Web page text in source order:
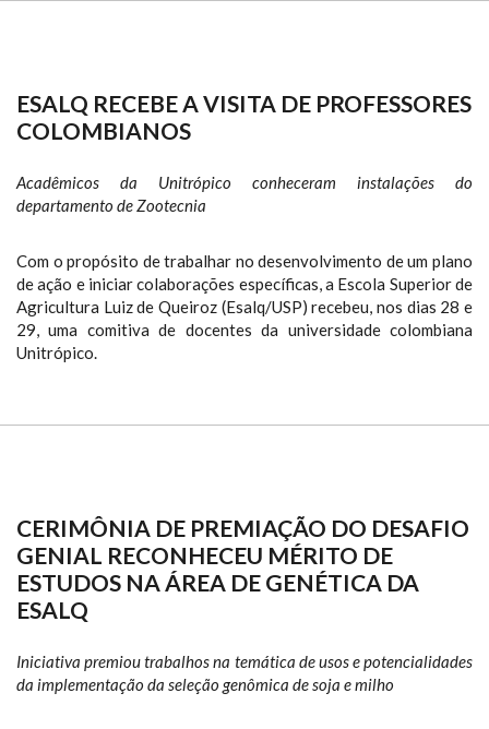
ESALQ RECEBE A VISITA DE PROFESSORES
COLOMBIANOS
Acadêmicos da Unitrópico conheceram instalações do
departamento de Zootecnia
Com o propósito de trabalhar no desenvolvimento de um plano
de ação e iniciar colaborações específicas, a Escola Superior de
Agricultura Luiz de Queiroz (Esalq/USP) recebeu, nos dias 28 e
29, uma comitiva de docentes da universidade colombiana
Unitrópico.
CERIMÔNIA DE PREMIAÇÃO DO DESAFIO
GENIAL RECONHECEU MÉRITO DE
ESTUDOS NA ÁREA DE GENÉTICA DA
ESALQ
Iniciativa premiou trabalhos na temática de usos e potencialidades
da implementação da seleção genômica de soja e milho